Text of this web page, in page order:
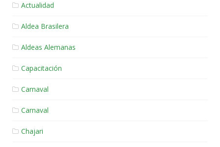
Actualidad
Aldea Brasilera
Aldeas Alemanas
Capacitación
Carnaval
Carnaval
Chajari